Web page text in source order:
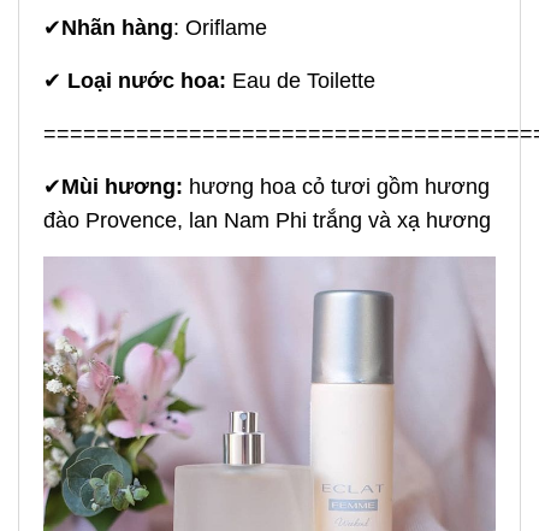
✔Nhãn hàng: Oriflame
✔ Loại nước hoa: Eau de Toilette
✔Mùi hương: hương hoa cỏ tươi gồm hương
đào Provence, lan Nam Phi trắng và xạ hương